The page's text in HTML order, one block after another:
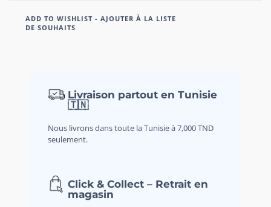
ADD TO WISHLIST - AJOUTER À LA LISTE
DE SOUHAITS
Livraison partout en Tunisie
🇹🇳
Nous livrons dans toute la Tunisie à 7,000 TND
seulement.
Click & Collect – Retrait en
magasin